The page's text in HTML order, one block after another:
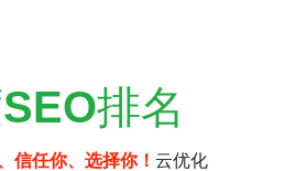
SEO排名
信任你、选择你！ 云优化